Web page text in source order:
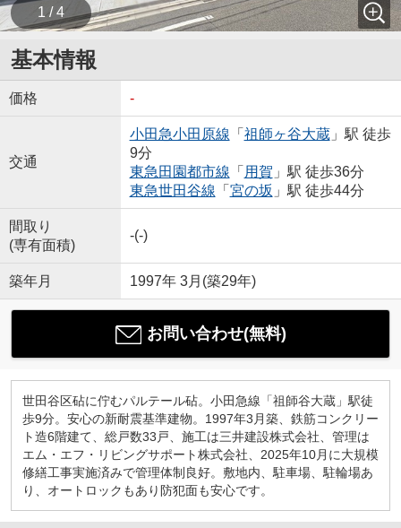
1 / 4
基本情報
価格 -
交通
小田急小田原線 「 祖師ヶ谷大蔵」駅 徒歩
9分
東急田園都市線 「 用賀 」駅 徒歩36分
東急世田谷線 「 宮の坂 」駅 徒歩44分
間取り
(専有面積)
-(-)
築年月 1997年 3月(築29年)
お問い合わせ(無料)
世田谷区砧に佇むパルテール砧。小田急線「祖師谷大蔵」駅徒
歩9分。安心の新耐震基準建物。1997年3月築、鉄筋コンクリー
ト造6階建て、総戸数33戸、施工は三井建設株式会社、管理は
エム・エフ・リビングサポート株式会社、2025年10月に大規模
修繕工事実施済みで管理体制良好。敷地内、駐車場、駐輪場あ
り、オートロックもあり防犯面も安心です。